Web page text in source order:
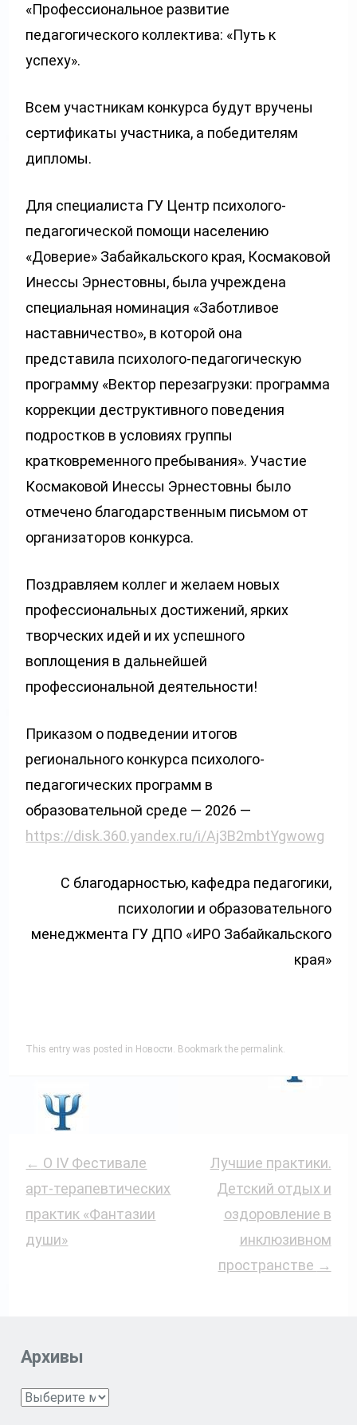
«Профессиональное развитие
педагогического коллектива: «Путь к
успеху».
Всем участникам конкурса будут вручены
сертификаты участника, а победителям
дипломы.
Для специалиста ГУ Центр психолого-
педагогической помощи населению
«Доверие» Забайкальского края, Космаковой
Инессы Эрнестовны, была учреждена
специальная номинация «Заботливое
наставничество», в которой она
представила психолого-педагогическую
программу «Вектор перезагрузки: программа
коррекции деструктивного поведения
подростков в условиях группы
кратковременного пребывания». Участие
Космаковой Инессы Эрнестовны было
отмечено благодарственным письмом от
организаторов конкурса.
Поздравляем коллег и желаем новых
профессиональных достижений, ярких
творческих идей и их успешного
воплощения в дальнейшей
профессиональной деятельности!
Приказом о подведении итогов
регионального конкурса психолого-
педагогических программ в
образовательной среде — 2026 —
https://disk.360.yandex.ru/i/Aj3B2mbtYgwowg
С благодарностью, кафедра педагогики,
психологии и образовательного
менеджмента ГУ ДПО «ИРО Забайкальского
края»
This entry was posted in Новости. Bookmark the permalink.
Post
Navigation
← О IV Фестивале
арт‑терапевтических
практик «Фантазии
души»
Лучшие практики.
Детский отдых и
оздоровление в
инклюзивном
пространстве →
Архивы
Архивы